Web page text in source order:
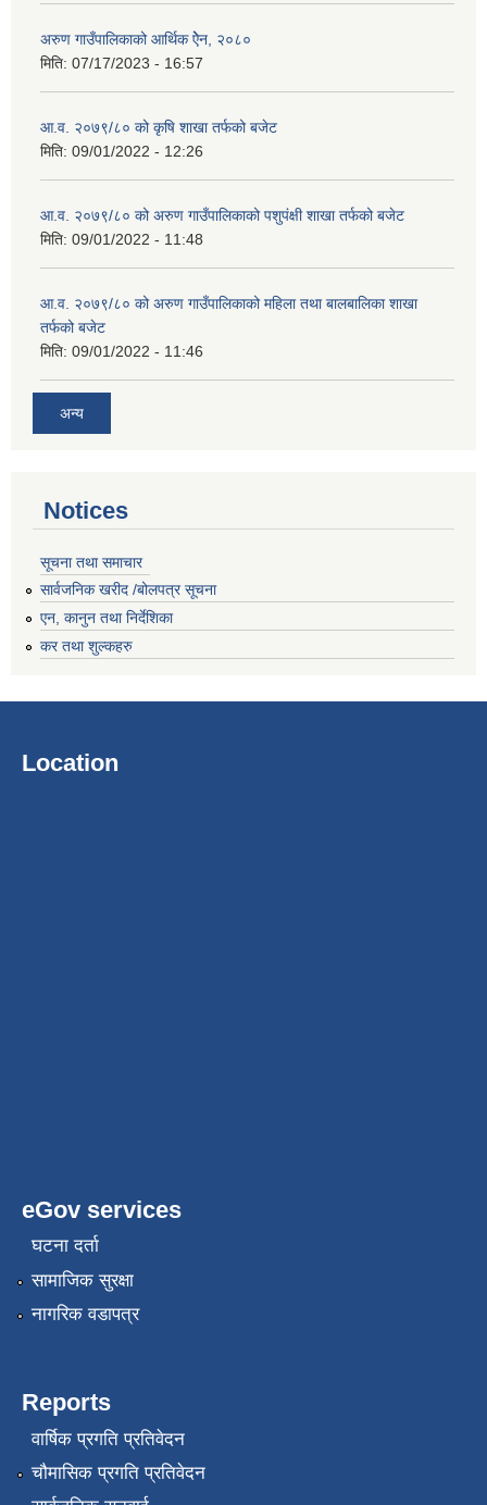
अरुण गाउँपालिकाको आर्थिक ऐेन, २०८०
मिति: 07/17/2023 - 16:57
आ.व. २०७९/८० को कृषि शाखा तर्फको बजेट
मिति: 09/01/2022 - 12:26
आ.व. २०७९/८० को अरुण गाउँपालिकाको पशुपंक्षी शाखा तर्फको बजेट
मिति: 09/01/2022 - 11:48
आ.व. २०७९/८० को अरुण गाउँपालिकाको महिला तथा बालबालिका शाखा
तर्फको बजेट
मिति: 09/01/2022 - 11:46
अन्य
Notices
सूचना तथा समाचार
सार्वजनिक खरीद /बोलपत्र सूचना
एन, कानुन तथा निर्देशिका
कर तथा शुल्कहरु
Location
eGov services
घटना दर्ता
सामाजिक सुरक्षा
नागरिक वडापत्र
Reports
वार्षिक प्रगति प्रतिवेदन
चौमासिक प्रगति प्रतिवेदन